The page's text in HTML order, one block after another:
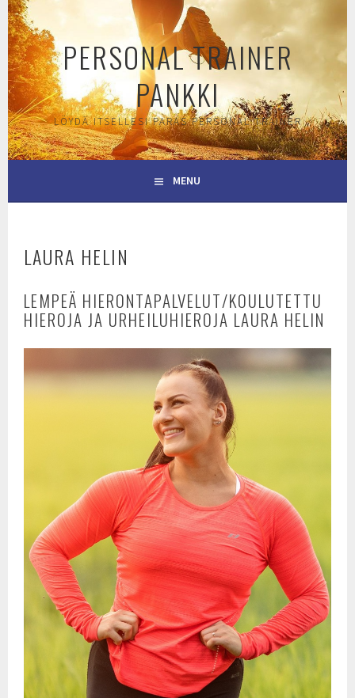
Skip
to
content
PERSONAL TRAINER
PANKKI
LÖYDÄ ITSELLESI PARAS PERSONAL TRAINER
MENU
LAURA HELIN
LEMPEÄ HIERONTAPALVELUT/KOULUTETTU
HIEROJA JA URHEILUHIEROJA LAURA HELIN